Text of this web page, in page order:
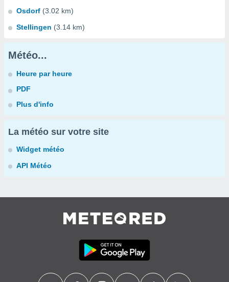
Osdorf (3.02 km)
Stellingen (3.14 km)
Météo...
Heure par heure
PDF
Plus d'info
La météo sur votre site
Widget météo
API Météo